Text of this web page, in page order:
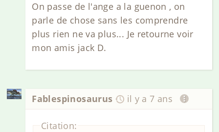
On passe de l'ange a la guenon , on
parle de chose sans les comprendre
plus rien ne va plus... Je retourne voir
mon amis jack D.
Fablespinosaurus il y a 7 ans
Citation: